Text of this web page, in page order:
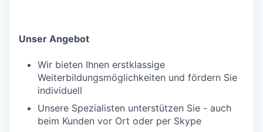
Unser Angebot
Wir bieten Ihnen erstklassige
Weiterbildungsmöglichkeiten und fördern Sie
individuell
Unsere Spezialisten unterstützen Sie - auch
beim Kunden vor Ort oder per Skype